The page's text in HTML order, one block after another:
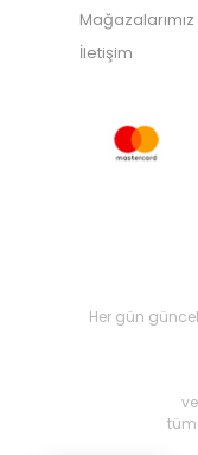
Mağazalarımız
İletişim
Her gün
tüm